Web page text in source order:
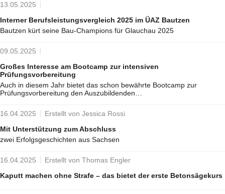
13.05.2025
Interner Berufsleistungsvergleich 2025 im ÜAZ Bautzen
Bautzen kürt seine Bau-Champions für Glauchau 2025
09.05.2025
Großes Interesse am Bootcamp zur intensiven
Prüfungsvorbereitung
Auch in diesem Jahr bietet das schon bewährte Bootcamp zur
Prüfungsvorbereitung den Auszubildenden…
16.04.2025
Erstellt von Jessica Rossi
Mit Unterstützung zum Abschluss
zwei Erfolgsgeschichten aus Sachsen
16.04.2025
Erstellt von Thomas Engler
Kaputt machen ohne Strafe – das bietet der erste Betonsägekurs